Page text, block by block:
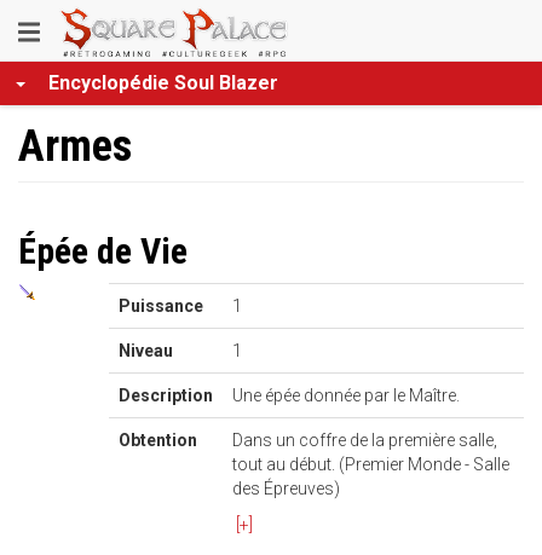
au
contenu
principal
Toggle
navigation
Encyclopédie Soul Blazer
Armes
Épée de Vie
Puissance 1
Niveau 1
Description Une épée donnée par le Maître.
Obtention
Dans un coffre de la première salle,
tout au début. (Premier Monde - Salle
des Épreuves)
[+]